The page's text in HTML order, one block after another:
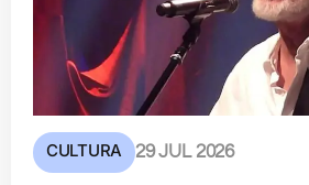
CULTURA 29 JUL 2026